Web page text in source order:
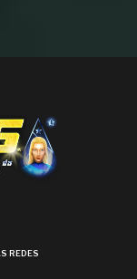
REDES